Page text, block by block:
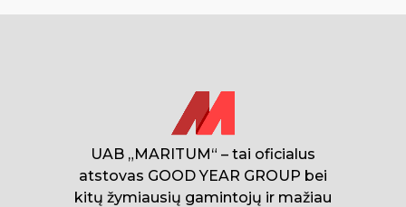
UAB „MARITUM“ – tai oficialus
atstovas GOOD YEAR GROUP bei
kitų žymiausių gamintojų ir mažiau